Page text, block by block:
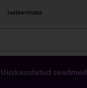
Iseteenindus
Uuskasutatud seadmed